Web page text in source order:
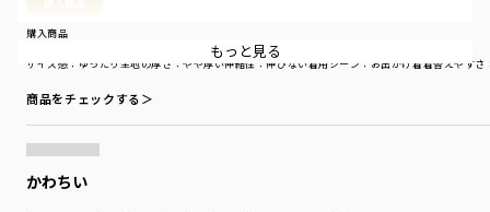
購入商品
サイズ感 ：ゆったり 生地の厚さ ：やや厚い伸縮性 ：伸びない着用シーン ：お出かけ着着替えやすさ
商品をチェックする＞
かわちい
お色はお花の刺繍を入れたブリーチカラーのサックス、ベーシックな無地の
ト）・17-5102-002（デニムビスチェ）とセットアップが◎。
あえてデニムをセットアップで上下合わせてかっこよく着こなすのがOu？の
おすすめスタイリング！
もっと見る